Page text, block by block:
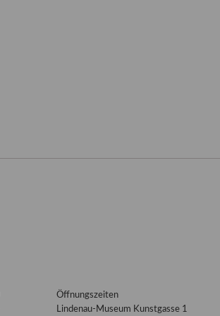
Öffnungszeiten
Lindenau-Museum Kunstgasse 1